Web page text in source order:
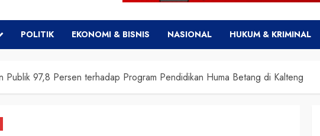
POLITIK EKONOMI & BISNIS NASIONAL HUKUM & KRIMINAL
Publik 97,8 Persen terhadap Program Pendidikan Huma Betang di Kalteng